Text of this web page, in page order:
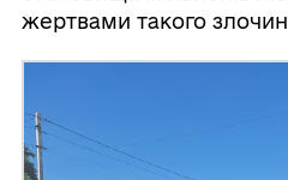
жертвами такого